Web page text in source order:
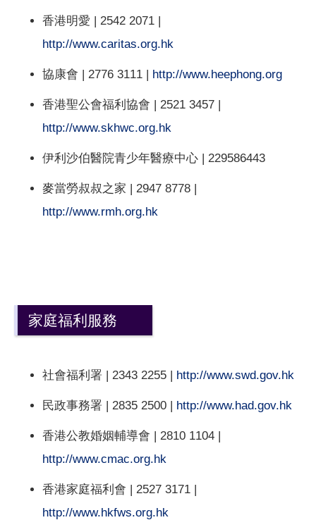
香港明愛 | 2542 2071 |
http://www.caritas.org.hk
協康會 | 2776 3111 | http://www.heephong.org
香港聖公會福利協會 | 2521 3457 |
http://www.skhwc.org.hk
伊利沙伯醫院青少年醫療中心 | 229586443
麥當勞叔叔之家 | 2947 8778 |
http://www.rmh.org.hk
家庭福利服務
社會福利署 | 2343 2255 | http://www.swd.gov.hk
民政事務署 | 2835 2500 | http://www.had.gov.hk
香港公教婚姻輔導會 | 2810 1104 |
http://www.cmac.org.hk
香港家庭福利會 | 2527 3171 |
http://www.hkfws.org.hk